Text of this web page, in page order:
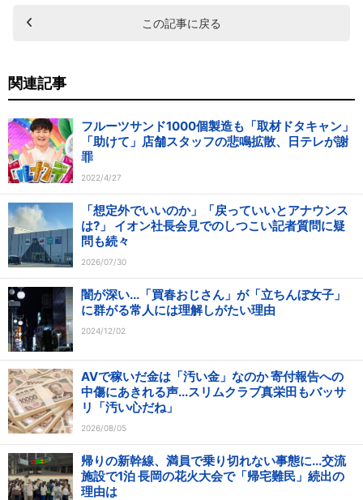
この記事に戻る
関連記事
フルーツサンド1000個製造も「取材ドタキャン」
「助けて」店舗スタッフの悲鳴拡散、日テレが謝
罪
2022/4/27
「想定外でいいのか」「戻っていいとアナウンス
は?」 イオン社長会見でのしつこい記者質問に疑
問も続々
2026/07/30
闇が深い...「買春おじさん」が「立ちんぼ女子」
に群がる常人には理解しがたい理由
2024/12/02
AVで稼いだ金は「汚い金」なのか 寄付報告への
中傷にあきれる声...スリムクラブ真栄田もバッサ
リ「汚い心だね」
2026/08/05
帰りの新幹線、満員で乗り切れない事態に...交流
施設で1泊 長岡の花火大会で「帰宅難民」続出の
理由は